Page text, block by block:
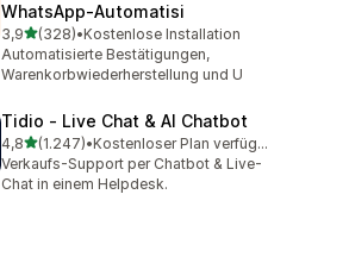
WhatsApp‑Automatisi
3,9von 5 Sternen
(328)
328 Rezensionen insgesamt
•Kostenlose Installation
Automatisierte Bestätigungen,
Warenkorbwiederherstellung und U
Tidio ‑ Live Chat & AI Chatbot
4,8von 5 Sternen
(1.247)
1247 Rezensionen insgesamt
•
Kostenloser Plan verfügbar
Verkaufs-Support per Chatbot & Live-
Chat in einem Helpdesk.